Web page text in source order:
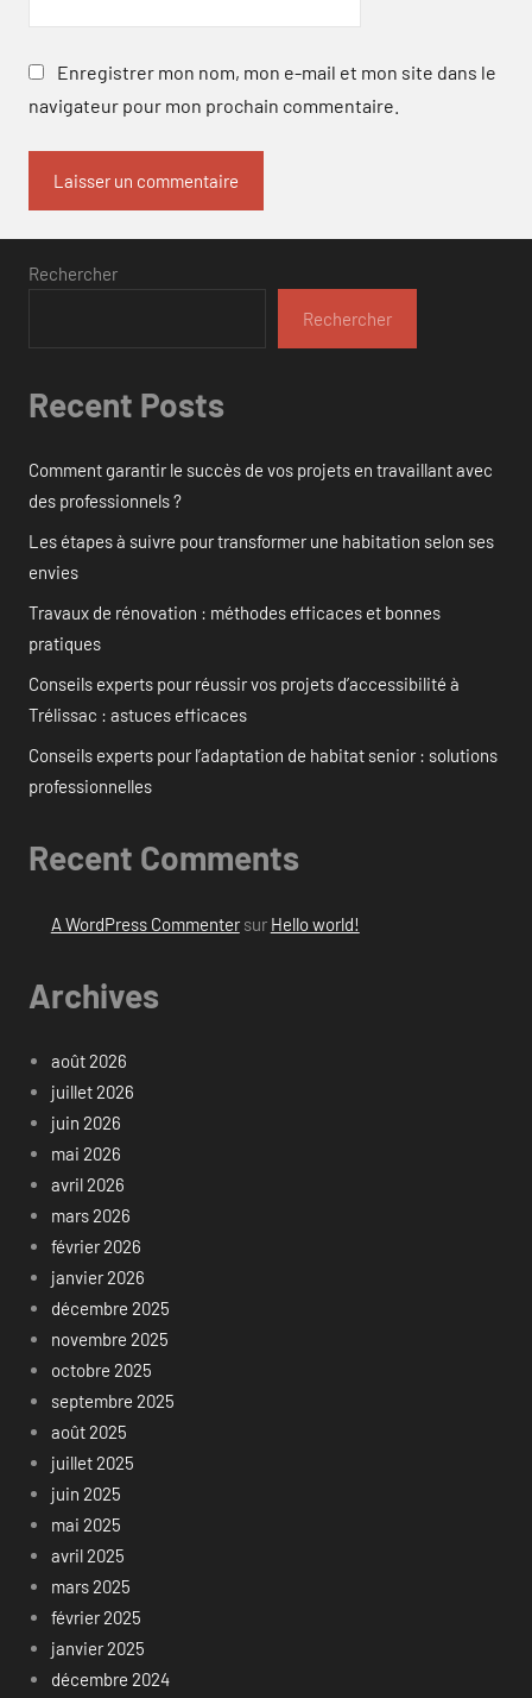
Enregistrer mon nom, mon e-mail et mon site dans le
navigateur pour mon prochain commentaire.
Rechercher
Rechercher
Recent Posts
Comment garantir le succès de vos projets en travaillant avec
des professionnels ?
Les étapes à suivre pour transformer une habitation selon ses
envies
Travaux de rénovation : méthodes efficaces et bonnes
pratiques
Conseils experts pour réussir vos projets d’accessibilité à
Trélissac : astuces efficaces
Conseils experts pour l’adaptation de habitat senior : solutions
professionnelles
Recent Comments
A WordPress Commentersur Hello world!
Archives
août 2026
juillet 2026
juin 2026
mai 2026
avril 2026
mars 2026
février 2026
janvier 2026
décembre 2025
novembre 2025
octobre 2025
septembre 2025
août 2025
juillet 2025
juin 2025
mai 2025
avril 2025
mars 2025
février 2025
janvier 2025
décembre 2024